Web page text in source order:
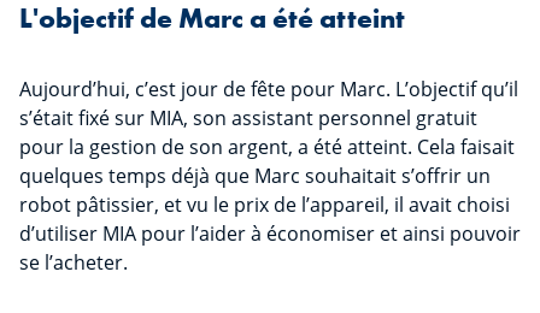
L'objectif de Marc a été atteint
Aujourd’hui, c’est jour de fête pour Marc. L’objectif qu’il
s’était fixé sur MIA, son assistant personnel gratuit
pour la gestion de son argent, a été atteint. Cela faisait
quelques temps déjà que Marc souhaitait s’offrir un
robot pâtissier, et vu le prix de l’appareil, il avait choisi
d’utiliser MIA pour l’aider à économiser et ainsi pouvoir
se l’acheter.